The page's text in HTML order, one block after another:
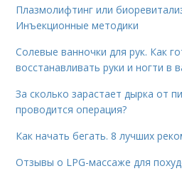
Плазмолифтинг или
Инъекционные методики
Солевые ванночки для рук. Как
восстанавливать руки и ногти в
За сколько зарастает дырка от
проводится операция?
Как начать бегать. 8 лучших
Отзывы о LPG-массаже для